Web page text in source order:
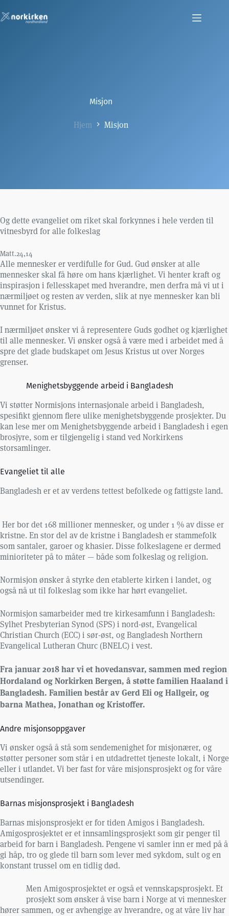
til
innholdet
Misjon
Hjem Misjon
Og dette evangeliet om riket skal forkynnes i hele verden til
vitnesbyrd for alle folkeslag
Matt.24,14
Alle mennesker er verdifulle for Gud. Gud ønsker at alle
mennesker skal få høre om hans kjærlighet. Vi henter kraft og
inspirasjon i fellesskapet med hverandre, men derfra må vi ut i
nærmiljøet og resten av verden, slik at nye mennesker kan bli
vunnet for Kristus.
I nærmiljøet ønsker vi å representere Guds godhet og kjærlighet
til alle mennesker. Vi ønsker også å være med i arbeidet med å
spre det glade budskapet om Jesus Kristus ut over Norges
grenser.
Menighetsbyggende arbeid i Bangladesh
Vi støtter Normisjons internasjonale arbeid i Bangladesh,
spesifikt gjennom flere ulike menighetsbyggende prosjekter. Du
kan lese mer om Menighetsbyggende arbeid i Bangladesh i egen
brosjyre, som er tilgjengelig i stand ved Norkirkens
storsamlinger.
Evangeliet til alle
Bangladesh er et av verdens tettest befolkede og fattigste land.
Her bor det 168 millioner mennesker, og under 1 % av disse er
kristne. En stor del av de kristne i Bangladesh er stammefolk
som santaler, garoer og khasier. Disse folkeslagene er dermed
minioriteter på to måter — både som folkeslag og religion.
Normisjon ønsker å styrke den etablerte kirken i landet, og
også nå ut til folkeslag som ikke har hørt evangeliet.
Normisjon samarbeider med tre kirkesamfunn i Bangladesh:
Sylhet Presbyterian Synod (SPS) i nord-øst, Evangelical
Christian Church (ECC) i sør-øst, og Bangladesh Northern
Evangelical Lutheran Churc (BNELC) i vest.
Fra januar 2018 har vi et hovedansvar, sammen med region
Hordaland og Norkirken Bergen, å støtte familien Haaland i
Bangladesh. Familien består av Gerd Eli og Hallgeir, og
barna Mathea, Jonathan og Kristoffer.
Andre misjonsoppgaver
Vi ønsker også å stå som sendemenighet for misjonærer, og
støtter personer som står i en utdadrettet tjeneste lokalt, i Norge
eller i utlandet. Vi ber fast for våre misjonsprosjekt og for våre
utsendinger.
Barnas misjonsprosjekt i Bangladesh
Barnas misjonsprosjekt er for tiden Amigos i Bangladesh.
Amigosprosjektet er et innsamlingsprosjekt som gir penger til
arbeid for barn i Bangladesh. Pengene vi samler inn er med på å
gi håp, tro og glede til barn som lever med sykdom, sult og en
konstant trussel om en tidlig død.
Men Amigosprosjektet er også et vennskapsprosjekt. Et
prosjekt som ønsker å vise barn i Norge at vi mennesker
hører sammen, og er avhengige av hverandre, og at våre liv har